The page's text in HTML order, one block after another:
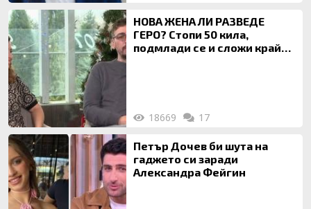
НОВА ЖЕНА ЛИ РАЗВЕДЕ
ГЕРО? Стопи 50 кила,
подмлади се и сложи край
18669 17
Петър Дочев би шута на
гаджето си заради
Александра Фейгин